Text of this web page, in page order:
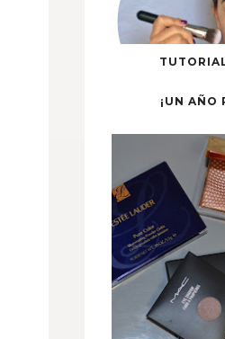
¡UN AÑO